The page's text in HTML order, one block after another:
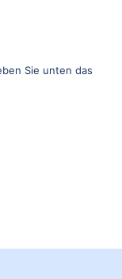
Sie unten das